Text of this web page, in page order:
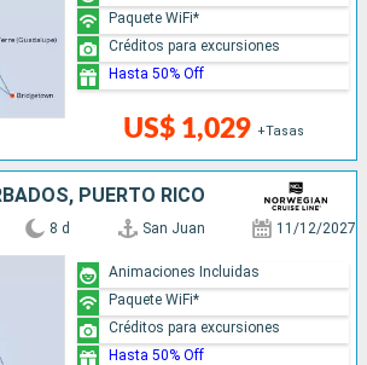
US$ 1,029 +Tasas
Paquete WiFi*
Créditos para excursiones
Hasta 50% Off
PUERTO RICO
8 d San Juan 11/12/2027
Animaciones Incluidas
Paquete WiFi*
Créditos para excursiones
Hasta 50% Off